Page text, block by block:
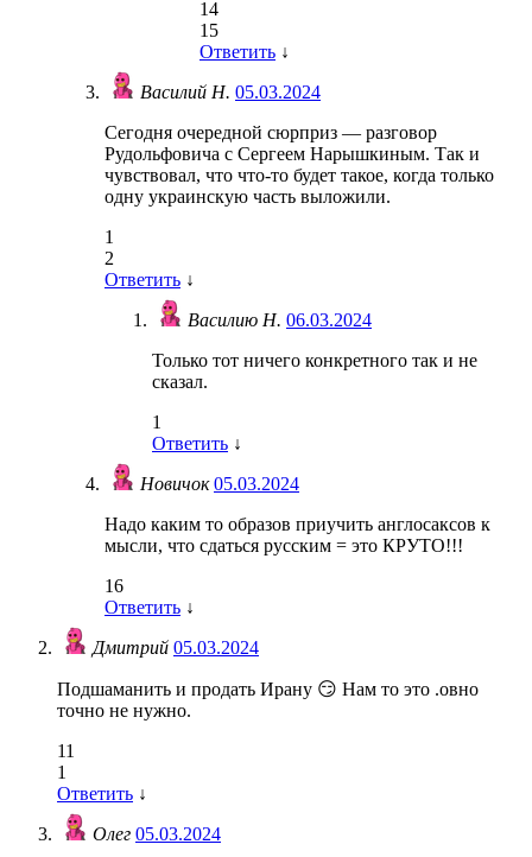
14
15
Ответить ↓
Василий Н. 05.03.2024
Сегодня очередной сюрприз — разговор
Рудольфовича с Сергеем Нарышкиным. Так и
чувствовал, что что-то будет такое, когда только
одну украинскую часть выложили.
1
2
Ответить ↓
Василию Н. 06.03.2024
Только тот ничего конкретного так и не
сказал.
1
Ответить ↓
Новичок05.03.2024
Надо каким то образов приучить англосаксов к
мысли, что сдаться русским = это КРУТО!!!
16
Ответить ↓
Дмитрий 05.03.2024
Подшаманить и продать Ирану 😏 Нам то это .овно
точно не нужно.
11
1
Ответить ↓
Олег 05.03.2024